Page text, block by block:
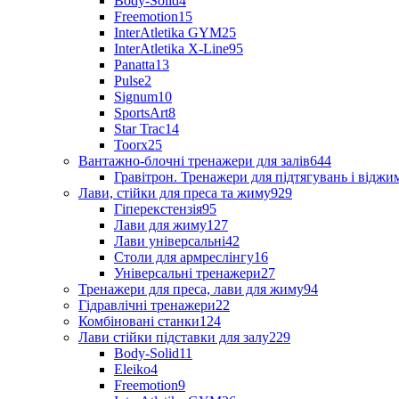
Freemotion15
InterAtletika GYM25
InterAtletika X-Line95
Panatta13
Pulse2
Signum10
SportsArt8
Star Trac14
Toorx25
Вантажно-блочні тренажери для залів644
Гравітрон. Тренажери для підтягувань і
Лави, стійки для преса та жиму929
Гіперекстензія95
Лави для жиму127
Лави універсальні42
Столи для армреслінгу16
Універсальні тренажери27
Тренажери для преса, лави для жиму94
Гідравлічні тренажери22
Комбіновані станки124
Лави стійки підставки для залу229
Body-Solid11
Eleiko4
Freemotion9